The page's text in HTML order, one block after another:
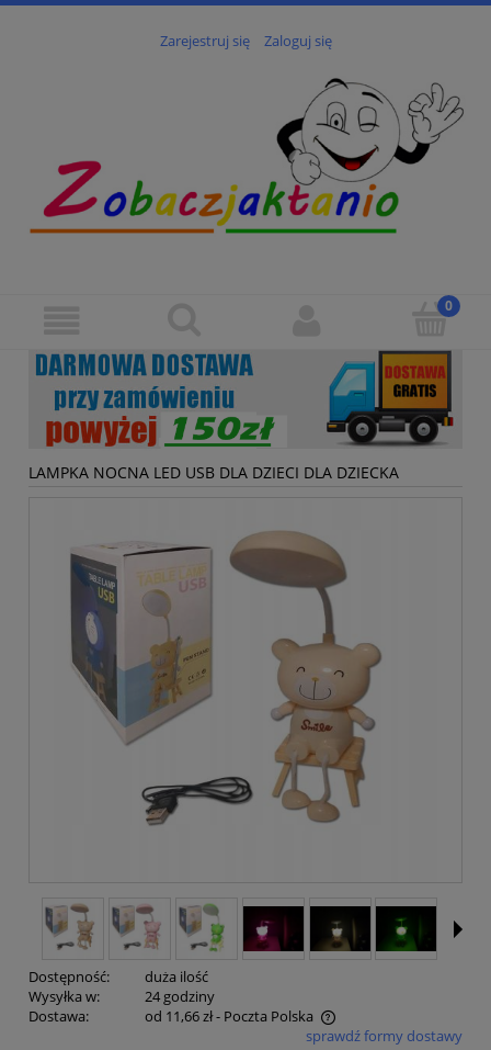
Zarejestruj się Zaloguj się
LAMPKA NOCNA LED USB DLA DZIECI DLA DZIECKA
Dostępność:
duża ilość
Wysyłka w:
24 godziny
Dostawa:
od 11,66 zł- Poczta Polska
Cena nie zawiera ewentualnych kosztów płatnościsprawdź formy dostawy